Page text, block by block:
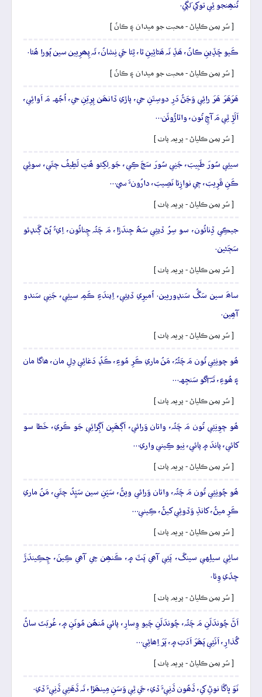
تُنھِنجو ئِي توکي لَڳي.
[ سُر يمن ڪلياڻ - محبت جو ميدان ۽ ڪانُ ]
ڪَيو ڇَڏِينِ ڪانُ، ھَڏِ نَہ ھَڻائِينِ ٿا، ٿِئا جَي نِشانُ، تَہ پِھرِيين سين پُورا ھُئا.
[ سُر يمن ڪلياڻ - محبت جو ميدان ۽ ڪانُ ]
ھَرَھَرَ ھَرَ رائِي وَڃَڻُ دَرِ دوسِتَنِ جي، پاڙي ڏانھَن پِرِيَنِ جي، اُجُهہ مَ اَوائِي،
اَلَڙِ ٿِي مَ آڇِ تُون، واٽاڙُوئَن…
[ سُر يمن ڪلياڻ - پريم پاٺ ]
سيئِي سُورَ طَبِيبَ، جَنِي سُورَ سَڃَ ڪِي، جَو لِکِئو ھُتِ لَطِيفُ چئَي، سوئِي
ڪَنِ قَرِيبَ، جٖي نوازِئا نَصِيبَ، دارُونءَ سي…
[ سُر يمن ڪلياڻ - پريم پاٺ ]
جيڪِي ڏِنائُون، سو سِرُ ڏيئِي سَھُ جِندَڙا، مَ چَئُہ ڇِنائُون، اِيءُ پُڻ ڳَنڍئو
سَڄَڻين.
[ سُر يمن ڪلياڻ - پريم پاٺ ]
ساھَ سين سَڱُ سَنڍوريين. اُميرِي ڏيئِي، اِيندَءِ ڪَمِ سيئِي، جَنِي سَندو
آھِين.
[ سُر يمن ڪلياڻ - پريم پاٺ ]
ھُو چونِئِي تُون مَ چَئُہُ، مَنُ ماري ڪَرِ مُوءِ، ڪَڍُ دَغائِي دِلِ مان، ھاگا مان
۽ ھُوءِ، تَہ آگو سَنجِهہ…
[ سُر يمن ڪلياڻ - پريم پاٺ ]
ھُو چوِنِئِي تُون مَ چَئُہ، واتان وَرائي، اَڳھَيِن اَڳِرائِي جَو ڪَري، خَطا سو
کائي، پاندَ ۾ پائي، نِيو ڪِيني واري…
[ سُر يمن ڪلياڻ - پريم پاٺ ]
ھُو چُونِئِي تُون مَ چَئُہ، واتان وَرائي ويڻُ، سَڀَنِ سين سَيِّدُ چئَي، مَنُ ماري
ڪَرِ ميڻُ، کانڌِ وَڏوئِي کيڻُ، ڪِيني…
[ سُر يمن ڪلياڻ - پريم پاٺ ]
سائِي سيلِهي سينڱ، پَئِي آھي پَٽَ ۾، ڪَنھِن جِي آھي ڪِينَ، ڇِڪِيندَڙَ
ڇڏي وِئا.
[ سُر يمن ڪلياڻ - پريم پاٺ ]
اَڻَ چُوندَلَنِ مَ چَئُہ، چُوندَلَنِ چَيو وِسارِ، پائي مُنھُن مُونَنِ ۾، غُربَتَ ساڻُ
گُذارِ، اَٺَئِي پَھَرَ اَدَبَ ۾، پَرَ اِھائِي…
[ سُر يمن ڪلياڻ - پريم پاٺ ]
نَوَ ڀاڱا نوڻِ کي، ڏَھُون ڏَنِيءَ ڏي، جَي ٿِي وَسَنِ مِينھَڙا، تَہ ڏَھَئِي ڏَنِيءَ ڏي.